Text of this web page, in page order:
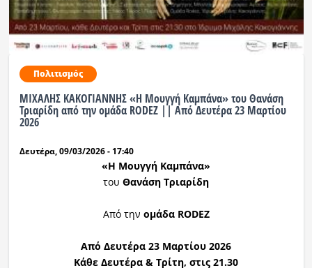
Πολιτισμός
ΜΙΧΑΛΗΣ ΚΑΚΟΓΙΑΝΝΗΣ «Η Μουγγή Καμπάνα» του Θανάση
Τριαρίδη από την ομάδα RODEZ || Από Δευτέρα 23 Μαρτίου
2026
Δευτέρα, 09/03/2026 - 17:40
«Η Μουγγή Καμπάνα»
του Θανάση Τριαρίδη
Από την ομάδα RODEZ
Από Δευτέρα 23 Μαρτίου 2026
Κάθε Δευτέρα & Τρίτη, στις 21.30